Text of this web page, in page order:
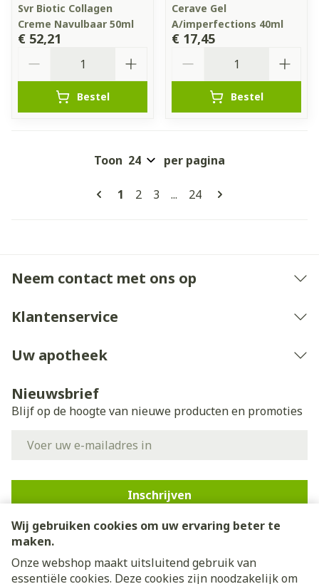
Wij gebruiken cookies om uw ervaring beter te
maken.
Onze webshop maakt uitsluitend gebruik van
essentiële cookies. Deze cookies zijn noodzakelijk om
Svr Biotic Collagen
Creme Navulbaar 50ml
€ 52,21
Bestel
Cerave Gel
A/imperfections 40ml
€ 17,45
Bestel
Pagina's
U lees momenteel pagina
1 Pagina
2 Pagina
3 ... Pagina
24
Toon per pagina
Neem contact met ons op
Klantenservice
Uw apotheek
Nieuwsbrief
Blijf op de hoogte van nieuwe producten en promoties
Inschrijven
Door op inschrijven te klikken, schrijft u zich in voor onze
nieuwsbrief en gaat u akkoord met onze